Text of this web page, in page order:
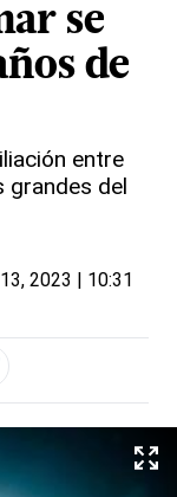
se
de
entre
grandes del
2023 | 10:31